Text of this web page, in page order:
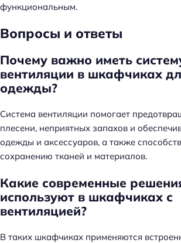
функциональным.
Вопросы и ответы
Почему важно иметь
вентиляции в шкафчиках
одежды?
Система вентиляции помогает
плесени, неприятных запахов и
одежды и аксессуаров, а также
сохранению тканей и материалов.
Какие современные
используют в шкафчиках с
вентиляцией?
В таких шкафчиках применяются
Н
а
й